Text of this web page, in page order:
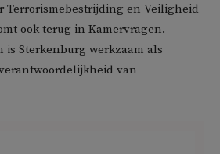
Terrorismebestrijding en Veiligheid
ook terug in Kamervragen.
is Sterkenburg werkzaam als
van